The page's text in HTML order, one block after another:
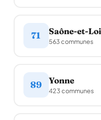
71 Saône-et-
563 communes
89 Yonne
423 communes